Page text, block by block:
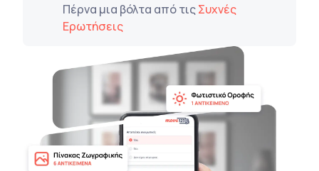
Πέρνα μια βόλτα από τιςΣυχνές
Ερωτήσεις